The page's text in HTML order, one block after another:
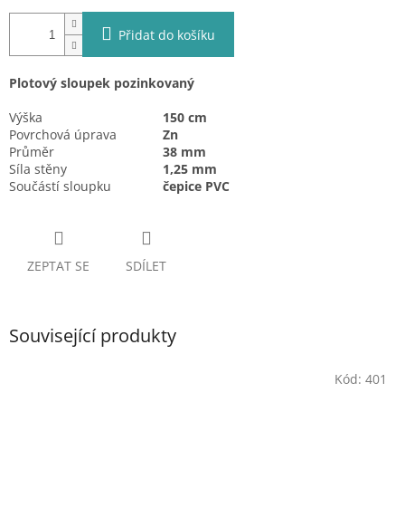
Přidat do košíku
Plotový sloupek pozinkovaný
Výška
150 cm
Povrchová úprava
Zn
Průměr
38 mm
Síla stěny
1,25 mm
Součástí sloupku
čepice PVC
ZEPTAT SE SDÍLET
Související produkty
Kód: 401